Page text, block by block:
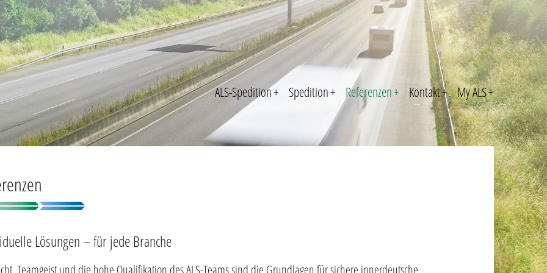
ALS-Spedition+ Spedition+ Referenzen+ Kontakt+ My ALS+
Lösungen – für jede Branche
Teamgeist und die hohe Qualifikation des ALS-Teams sind die Grundlagen für sichere innerdeutsche,